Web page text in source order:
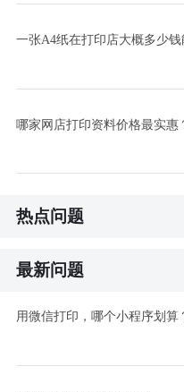
一张A4纸在打印店大概多少钱
哪家网店打印资料价格最实惠
热点问题
最新问题
用微信打印，哪个小程序划算